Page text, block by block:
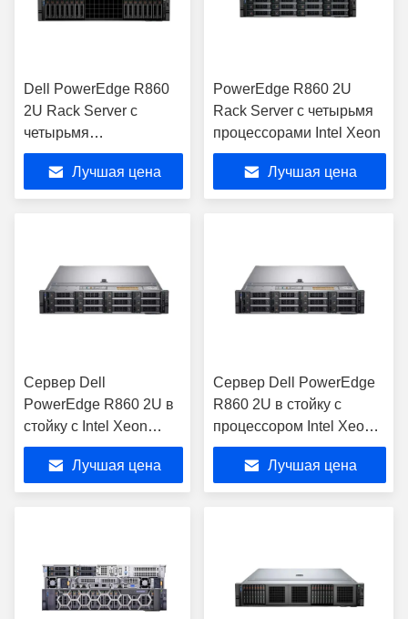
Dell PowerEdge R860
2U Rack Server с
четырьмя
процессорами Intel
Xeon
Лучшая цена
PowerEdge R860 2U
Rack Server с четырьмя
процессорами Intel Xeon
Лучшая цена
Сервер Dell
PowerEdge R860 2U в
стойку с Intel Xeon
Platinum 8460H
Лучшая цена
Сервер Dell PowerEdge
R860 2U в стойку с
процессором Intel Xeon
Platinum 8444H
Лучшая цена